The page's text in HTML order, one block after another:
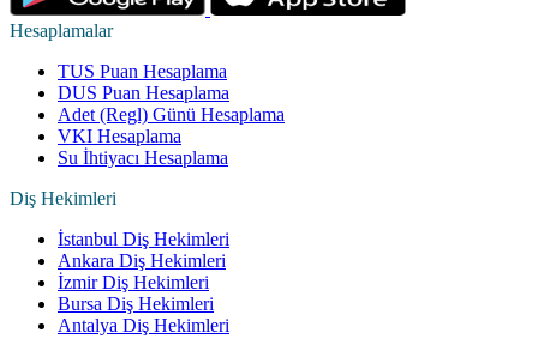
Hesaplamalar
TUS Puan Hesaplama
DUS Puan Hesaplama
Adet (Regl) Günü Hesaplama
VKI Hesaplama
Su İhtiyacı Hesaplama
Diş Hekimleri
İstanbul Diş Hekimleri
Ankara Diş Hekimleri
İzmir Diş Hekimleri
Bursa Diş Hekimleri
Antalya Diş Hekimleri